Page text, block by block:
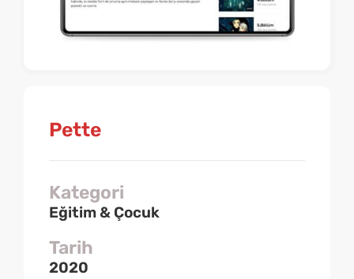
Pette
Kategori
Eğitim & Çocuk
Tarih
2020